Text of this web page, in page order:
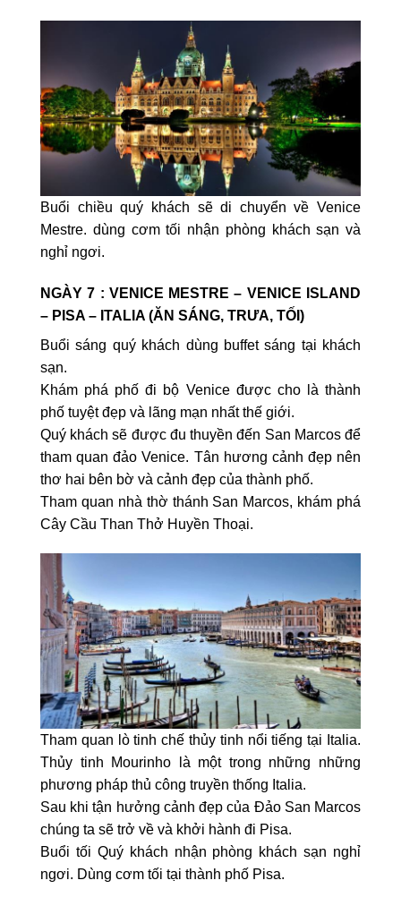
Buổi chiều quý khách sẽ di chuyển về Venice
Mestre. dùng cơm tối nhận phòng khách sạn và
nghỉ ngơi.
NGÀY 7 : VENICE MESTRE – VENICE ISLAND
– PISA – ITALIA (ĂN SÁNG, TRƯA, TỐI)
Buổi sáng quý khách dùng buffet sáng tại khách
sạn.
Khám phá phố đi bộ Venice được cho là thành
phố tuyệt đẹp và lãng mạn nhất thế giới.
Quý khách sẽ được đu thuyền đến San Marcos để
tham quan đảo Venice. Tân hương cảnh đẹp nên
thơ hai bên bờ và cảnh đẹp của thành phố.
Tham quan nhà thờ thánh San Marcos, khám phá
Cây Cầu Than Thở Huyền Thoại.
Tham quan lò tinh chế thủy tinh nổi tiếng tại Italia.
Thủy tinh Mourinho là một trong những những
phương pháp thủ công truyền thống Italia.
Sau khi tận hưởng cảnh đẹp của Đảo San Marcos
chúng ta sẽ trở về và khởi hành đi Pisa.
Buổi tối Quý khách nhận phòng khách sạn nghỉ
ngơi. Dùng cơm tối tại thành phố Pisa.